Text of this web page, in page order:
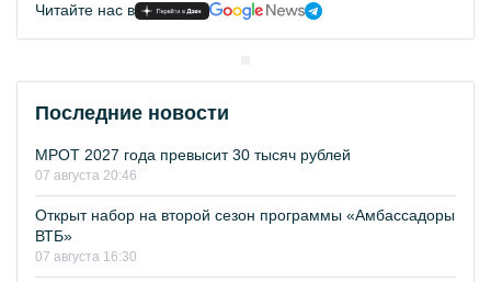
Читайте нас в
Последние новости
МРОТ 2027 года превысит 30 тысяч рублей
07 августа 20:46
Открыт набор на второй сезон программы «Амбассадоры
ВТБ»
07 августа 16:30